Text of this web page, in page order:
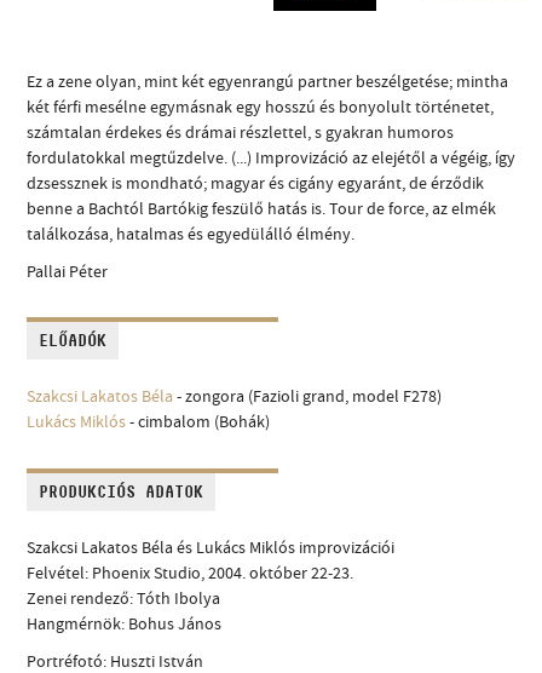
Ez a zene olyan, mint két egyenrangú partner beszélgetése; mintha
két férfi mesélne egymásnak egy hosszú és bonyolult történetet,
számtalan érdekes és drámai részlettel, s gyakran humoros
fordulatokkal megtűzdelve. (...) Improvizáció az elejétől a végéig, így
dzsessznek is mondható; magyar és cigány egyaránt, de érződik
benne a Bachtól Bartókig feszülő hatás is. Tour de force, az elmék
találkozása, hatalmas és egyedülálló élmény.
Pallai Péter
ELŐADÓK
Szakcsi Lakatos Béla - zongora (Fazioli grand, model F278)
Lukács Miklós- cimbalom (Bohák)
PRODUKCIÓS ADATOK
Szakcsi Lakatos Béla és Lukács Miklós improvizációi
Felvétel: Phoenix Studio, 2004. október 22-23.
Zenei rendező: Tóth Ibolya
Hangmérnök: Bohus János
Portréfotó: Huszti István